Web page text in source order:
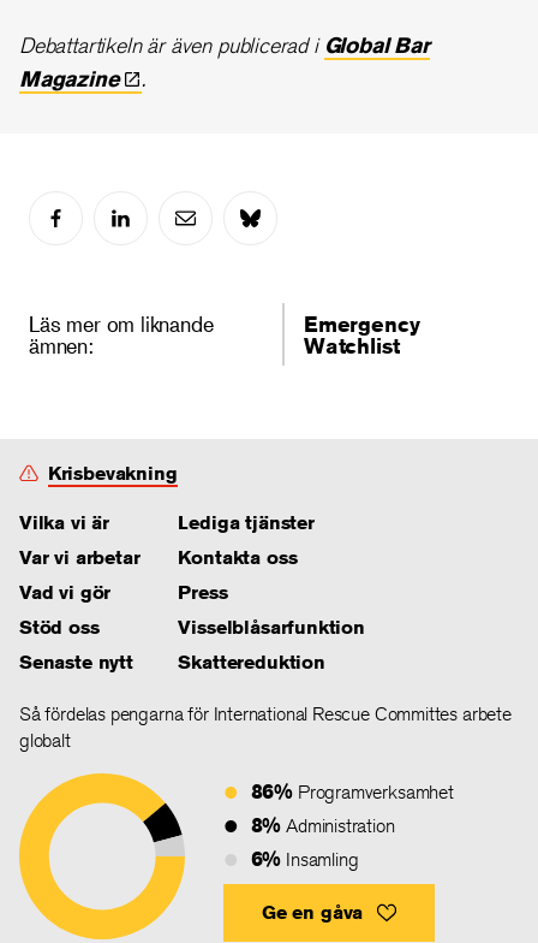
Debattartikeln är även publicerad i Global Bar
Magazine
.
Läs mer om liknande
ämnen:
Emergency
Watchlist
Krisbevakning
Vilka vi är
Var vi arbetar
Vad vi gör
Stöd oss
Senaste nytt
Lediga tjänster
Kontakta oss
Press
Visselblåsarfunktion
Skattereduktion
Så fördelas pengarna för International Rescue Committes arbete
globalt
86% Programverksamhet
8% Administration
6% Insamling
Ge en gåva